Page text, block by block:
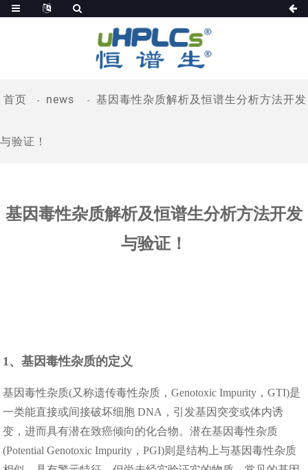
首页 news 基因毒性杂质解析及恒谱生分析方法开发
与验证！
基因毒性杂质解析及恒谱生分析方法开发
与验证！
1、基因毒性杂质的定义
基因毒性杂质(又称遗传毒性杂质，Genotoxic Impurity，GTI)是
一类能直接或间接破坏细胞 DNA，引发基因突变或体内诱
变，进而具有潜在致癌倾向的化合物。潜在基因毒性杂质
(Potential Genotoxic Impurity，PGI)则是结构上与基因毒性杂质